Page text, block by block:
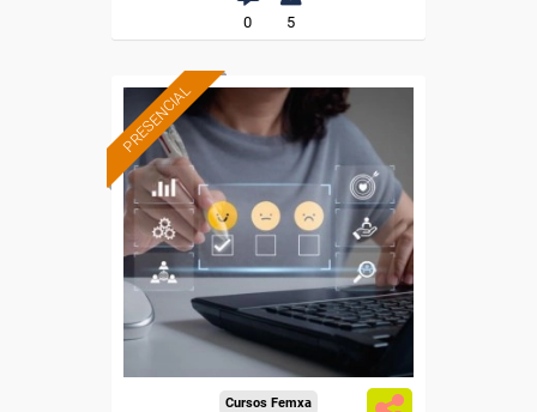
0 5
PRESENCIAL
Formación 100%
subvencionada.
Para desempleados,
trabajadores y autónomos
de Castilla y Leon.
Para todos los sectores.
Cursos Femxa